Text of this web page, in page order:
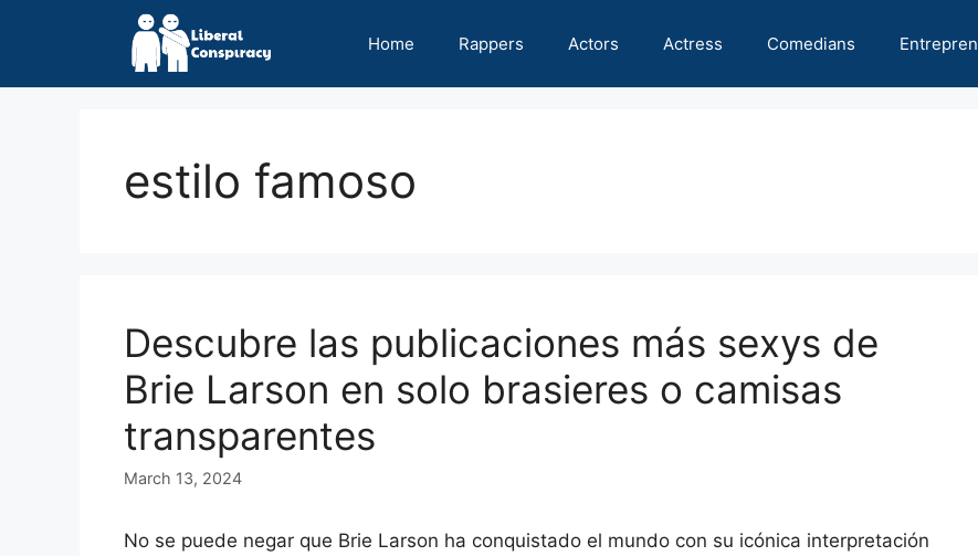
Home Rappers Actors Actress Comedians
estilo famoso
Descubre las publicaciones más sexys de
Brie Larson en solo brasieres o camisas
transparentes
March 13, 2024
No se puede negar que Brie Larson ha conquistado el mundo con su icónica interpretación